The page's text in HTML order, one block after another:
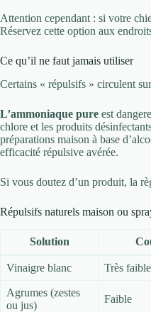
Attention cependant : si votre
Réservez cette option aux
Ce qu’il ne faut jamais utiliser
Certains « répulsifs » circulent
L’ammoniaque pure est
chlore et les produits
préparations maison à base
efficacité répulsive avérée.
Si vous doutez d’un produit, la
Répulsifs naturels maison ou
Solution
Vinaigre blanc Très faible
Agrumes (zestes
ou jus)
Faible